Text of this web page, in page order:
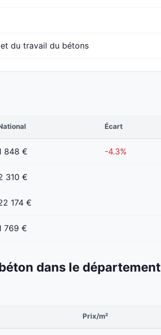
du travail du bétons
Écart
848 € -4.3%
310 €
174 €
769 €
dans le département
Prix/m²